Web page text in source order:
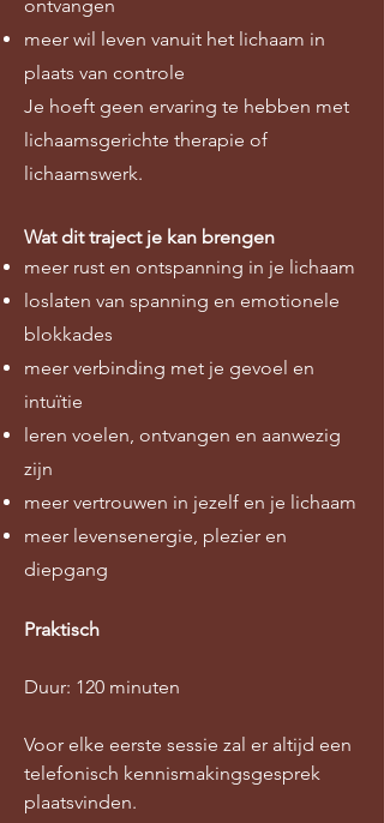
ontvangen
meer wil leven vanuit het lichaam in
plaats van controle
Je hoeft geen ervaring te hebben met
lichaamsgerichte therapie of
lichaamswerk.
Wat dit traject je kan brengen
meer rust en ontspanning in je lichaam
loslaten van spanning en emotionele
blokkades
meer verbinding met je gevoel en
intuïtie
leren voelen, ontvangen en aanwezig
zijn
meer vertrouwen in jezelf en je lichaam
meer levensenergie, plezier en
diepgang
Praktisch
Duur: 120 minuten
Voor elke eerste sessie zal er altijd een
telefonisch kennismakingsgesprek
plaatsvinden.